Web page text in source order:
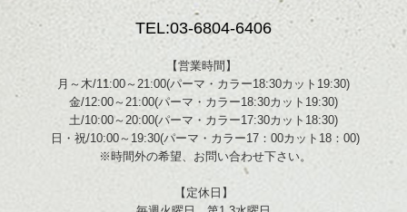
TEL:03-6804-6406
【営業時間】
月～木/11:00～21:00(パーマ・カラー18:30カット19:30)
金/12:00～21:00(パーマ・カラー18:30カット19:30)
土/10:00～20:00(パーマ・カラー17:30カット18:30)
日・祝/10:00～19:30(パーマ・カラー17：00カット18：00)
※時間外の希望、お問い合わせ下さい。
【定休日】